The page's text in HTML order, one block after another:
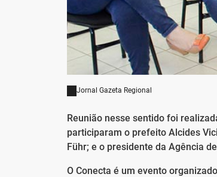
Jornal Gazeta Regional
Reunião nesse sentido foi
participaram o prefeito Alcides
Führ; e o presidente da Agência
O Conecta é um evento